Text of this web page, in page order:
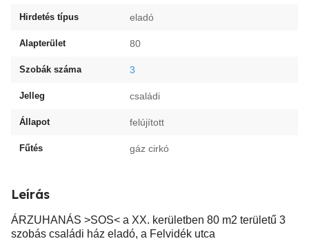
Hirdetés típus eladó
Alapterület 80
Szobák száma 3
Jelleg családi
Állapot felújított
Fűtés gáz cirkó
Leírás
ÁRZUHANÁS >SOS< a XX. kerületben 80 m2 területű 3
szobás családi ház eladó, a Felvidék utca